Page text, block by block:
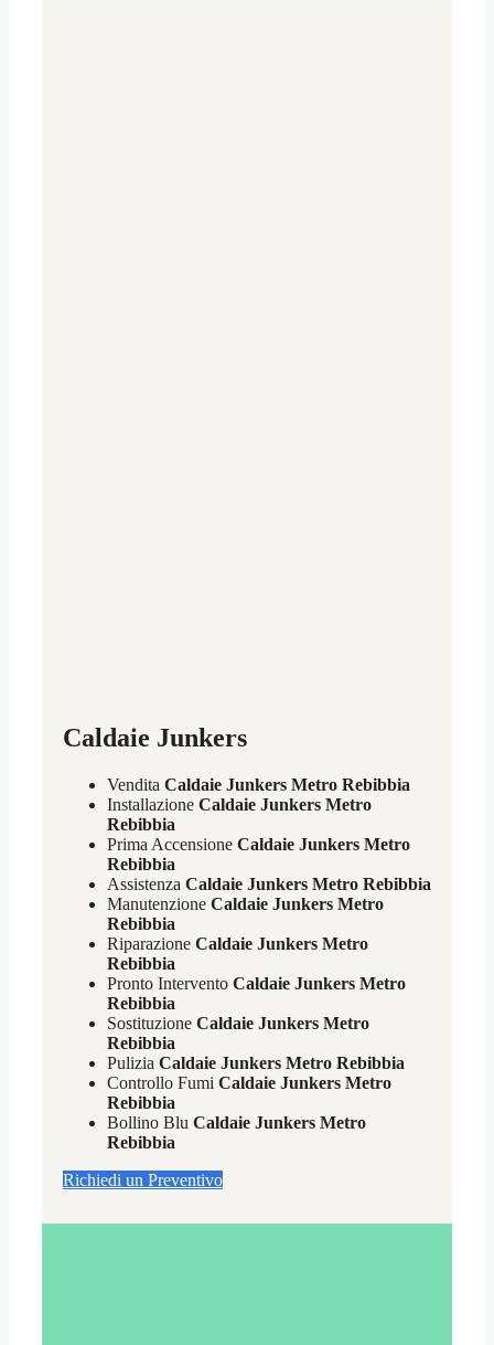
Caldaie Junkers
Vendita Caldaie Junkers Metro Rebibbia
Installazione Caldaie Junkers Metro
Rebibbia
Prima Accensione Caldaie Junkers Metro
Rebibbia
Assistenza Caldaie Junkers Metro Rebibbia
Manutenzione Caldaie Junkers Metro
Rebibbia
Riparazione Caldaie Junkers Metro
Rebibbia
Pronto Intervento Caldaie Junkers Metro
Rebibbia
Sostituzione Caldaie Junkers Metro
Rebibbia
Pulizia Caldaie Junkers Metro Rebibbia
Controllo Fumi Caldaie Junkers Metro
Rebibbia
Bollino Blu Caldaie Junkers Metro
Rebibbia
Richiedi un Preventivo